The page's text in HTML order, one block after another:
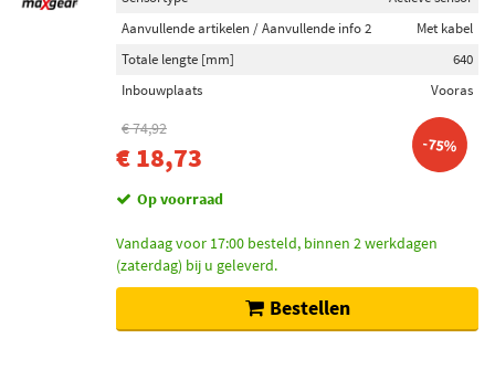
Aanvullende artikelen / Aanvullende info 2
Met kabel
Totale lengte [mm]
640
Inbouwplaats
Vooras
€ 74,92
€ 18,73 -75%
Op voorraad
Vandaag voor 17:00 besteld, binnen 2 werkdagen
(zaterdag) bij u geleverd.
Bestellen